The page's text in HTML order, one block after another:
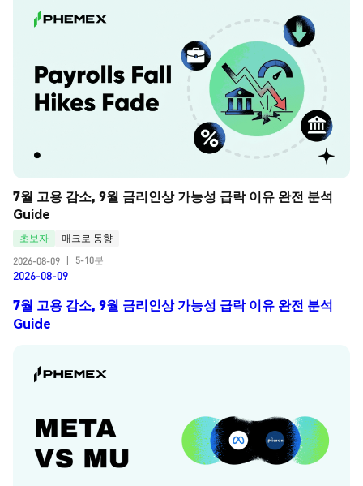
7월 고용 감소, 9월 금리인상 가능성 급락 이유 완전 분석
Guide
초보자
매크로 동향
2026-08-09
5-10분
2026-08-09
7월 고용 감소, 9월 금리인상 가능성 급락 이유 완전 분석
Guide